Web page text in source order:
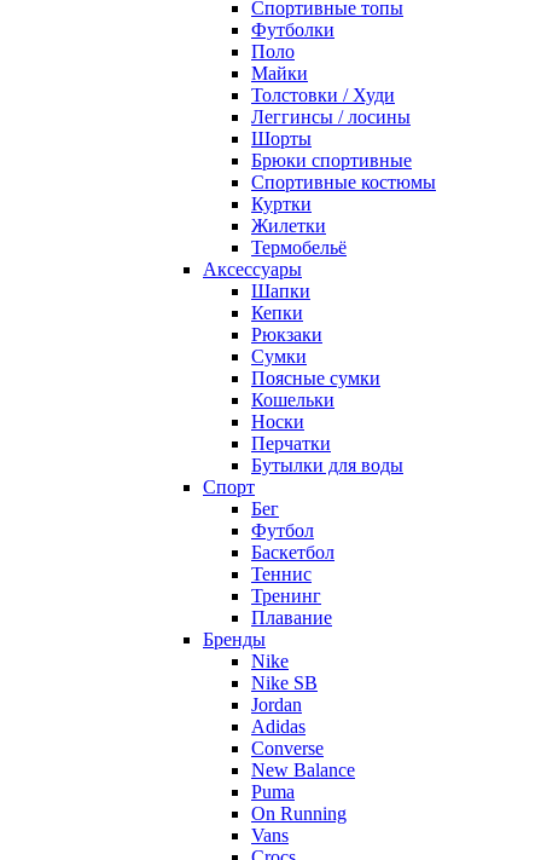
Спортивные топы
Футболки
Поло
Майки
Толстовки / Худи
Леггинсы / лосины
Шорты
Брюки спортивные
Спортивные костюмы
Куртки
Жилетки
Термобельё
Аксессуары
Шапки
Кепки
Рюкзаки
Сумки
Поясные сумки
Кошельки
Носки
Перчатки
Бутылки для воды
Спорт
Бег
Футбол
Баскетбол
Теннис
Тренинг
Плавание
Бренды
Nike
Nike SB
Jordan
Adidas
Converse
New Balance
Puma
On Running
Vans